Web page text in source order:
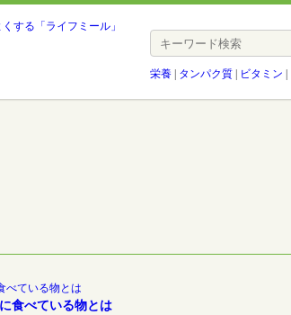
栄養| タンパク質| ビタミン
食べている物とは